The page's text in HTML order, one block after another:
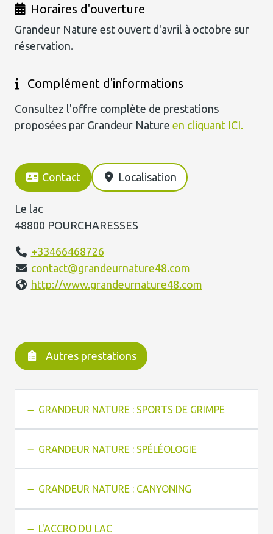
Complément d'informations
Consultez l'offre complète de prestations
proposées par Grandeur Nature en cliquant ICI.
Horaires d'ouverture
Grandeur Nature est ouvert d'avril à octobre sur
réservation.
Contact Localisation
Le lac
48800 POURCHARESSES
+33466468726
contact@grandeurnature48.com
http://www.grandeurnature48.com
Autres prestations
GRANDEUR NATURE : SPORTS DE GRIMPE
GRANDEUR NATURE : SPÉLÉOLOGIE
GRANDEUR NATURE : CANYONING
L'ACCRO DU LAC